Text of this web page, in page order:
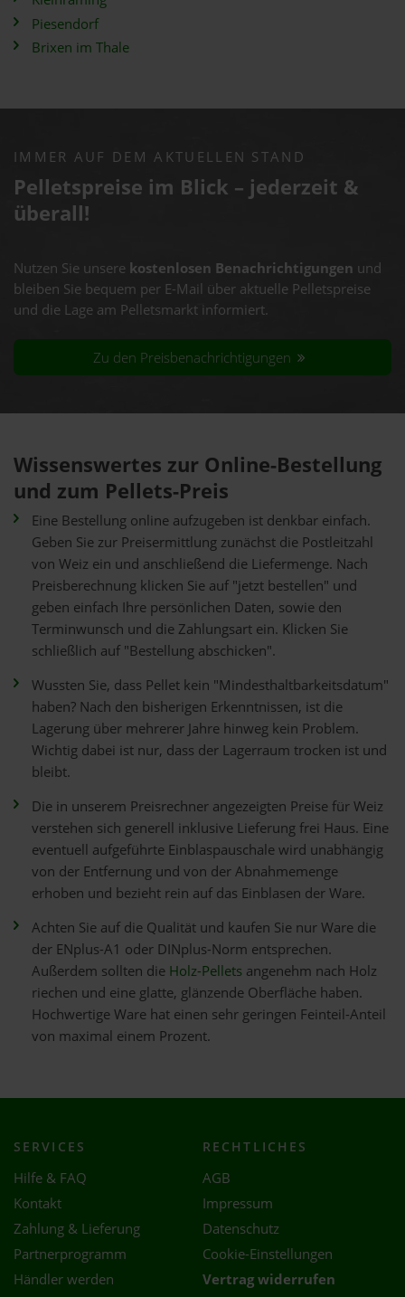
Piesendorf
Brixen im Thale
IMMER AUF DEM AKTUELLEN STAND
Pelletspreise im Blick – jederzeit &
überall!
Nutzen Sie unsere kostenlosen Benachrichtigungen und
bleiben Sie bequem per E-Mail über aktuelle Pelletspreise
und die Lage am Pelletsmarkt informiert.
Zu den Preisbenachrichtigungen
Wissenswertes zur Online-Bestellung
und zum Pellets-Preis
Eine Bestellung online aufzugeben ist denkbar einfach.
Geben Sie zur Preisermittlung zunächst die Postleitzahl
von Weiz ein und anschließend die Liefermenge. Nach
Preisberechnung klicken Sie auf "jetzt bestellen" und
geben einfach Ihre persönlichen Daten, sowie den
Terminwunsch und die Zahlungsart ein. Klicken Sie
schließlich auf "Bestellung abschicken".
Wussten Sie, dass Pellet kein "Mindesthaltbarkeitsdatum"
haben? Nach den bisherigen Erkenntnissen, ist die
Lagerung über mehrerer Jahre hinweg kein Problem.
Wichtig dabei ist nur, dass der Lagerraum trocken ist und
bleibt.
Die in unserem Preisrechner angezeigten Preise für Weiz
verstehen sich generell inklusive Lieferung frei Haus. Eine
eventuell aufgeführte Einblaspauschale wird unabhängig
von der Entfernung und von der Abnahmemenge
erhoben und bezieht rein auf das Einblasen der Ware.
Achten Sie auf die Qualität und kaufen Sie nur Ware die
der ENplus-A1 oder DINplus-Norm entsprechen.
Außerdem sollten die Holz-Pellets angenehm nach Holz
riechen und eine glatte, glänzende Oberfläche haben.
Hochwertige Ware hat einen sehr geringen Feinteil-Anteil
von maximal einem Prozent.
SERVICES
Hilfe & FAQ
Kontakt
Zahlung & Lieferung
Partnerprogramm
Händler werden
RECHTLICHES
AGB
Impressum
Datenschutz
Cookie-Einstellungen
Vertrag widerrufen